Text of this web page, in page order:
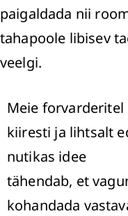
paigaldada nii
tahapoole libisev
veelgi.
Meie
kiiresti ja lihtsalt
nutikas idee
tähendab, et
kohandada